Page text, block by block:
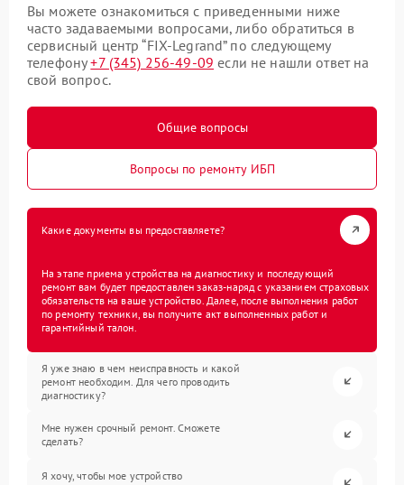
Вы можете ознакомиться с приведенными ниже
часто задаваемыми вопросами, либо обратиться в
сервисный центр “FIX-Legrand” по следующему
телефону+7 (345) 256-49-09 если не нашли ответ на
свой вопрос.
Общие вопросы
Вопросы по ремонту ИБП
Какие документы вы предоставляете?
На этапе приема устройства на диагностику и последующий
ремонт вам будет предоставлен заказ-наряд с указанием страховых
обязательств на ваше устройство. Далее, после выполнения работ
по ремонту техники, вы получите акт выполненных работ и
гарантийный талон.
Я уже знаю в чем неисправность и какой
ремонт необходим. Для чего проводить
диагностику?
Мне нужен срочный ремонт. Сможете
сделать?
Я хочу, чтобы мое устройство